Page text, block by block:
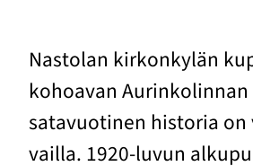
Nastolan kirkonkylän
kohoavan Aurinkolinnan
satavuotinen historia on
vailla. 1920-luvun